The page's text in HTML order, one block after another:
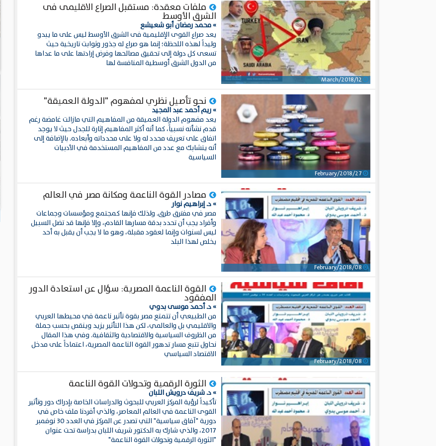
ملفات معقدة: مستقبل الصراع الاقليمى فى
الشرق الأوسط
» محمد رمضان أبو شعيشع
يعد صراع القوى الإقليمية فى الشرق الأوسط ليس على ما يبدو
وليداً لهذه اللحظة؛ إنما هو صراع له جذور وثوابت تاريخية حيث
تسعى كل دولة إلى تحقيق مصالحها وفرض إرادتها على ما عداها
من الدول الشرق أوسطية المنافسة لها
نحو تأصيل نظري لمفهوم "الدولة العميقة"
» ريم أحمد عبد المجيد
يعد مفهوم الدولة العميقة من المفاهيم التي مازالت غامضة رغم
قدم نشأته نسبياً، كما أنه أكثر المفاهيم إثارة للجدل حيث لا يوجد
اتفاق على تعريف محدد له ولا على محدداته وأبعاده. بالإضافة إلى
أنه يتشابك مع عدد من المفاهيم المستخدمة في الأدبيات
السياسية
مصادر القوة الناعمة ومكانة مصر في العالم
» د. إبراهيم نوار
مصر في مفترق طرق. ولذلك فإنها كمجتمع ومؤسسات وجماعات
وأفراد يجب أن تحدد بدقة مسارها القادم، وإلا فإنها قد تضل السبيل
ليس لسنوات وإنما لعقود مقبلة، وهو ما لا يجب أن يقبل به أحد
يخلص لهذا البلد
القوة الناعمة المصرية: سؤال عن استعادة الدور
المفقود
» د. أحمد موسى بدوي
من الطبيعي أن تتمتع مصر بقوة تأثير ناعمة في محيطها العربي
والاقليمي بل والعالمي، لكن هذا التأثير يزيد وينقص بحسب جملة
من الظروف السياسية والاقتصادية والثقافية. وفي هذا المقال
نحاول تتبع مسار تدهور القوة الناعمة المصرية، اعتماداً على مدخل
الاقتصاد السياسي
الثورة الرقمية وتحولات القوة الناعمة
» د. شريف درويش اللبان
تأكيداً لرؤية المركز العربي للبحوث والدراسات الخاصة بإدراك دور وتأثير
القوى الناعمة في العالم المعاصر، والذي أفردنا ملف خاص في
دورية "آفاق سياسية" التي تصدر عن المركز في العدد 30 نوفمبر
2017، والذي شارك به الدكتور شريف اللبان بدراسة تحت عنوان
"الثورة الرقمية وتحولات القوة الناعمة"